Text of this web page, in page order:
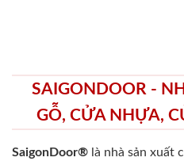
SAIGONDOOR -
GỖ, CỬA NHỰA,
SaigonDoor® là nhà sản xuất